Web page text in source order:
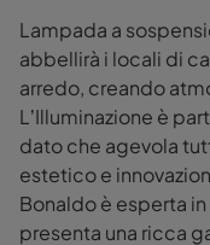
Lampada a
abbellirà i locali di
arredo, creando
L’Illuminazione è
dato che agevola
estetico e
Bonaldo è esperta
presenta una ricca